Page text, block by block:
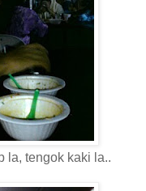
la, tengok kaki la..